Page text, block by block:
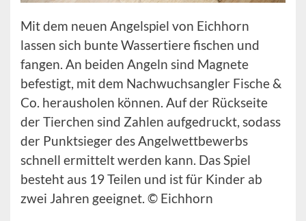
Mit dem neuen Angelspiel von Eichhorn
lassen sich bunte Wassertiere fischen und
fangen. An beiden Angeln sind Magnete
befestigt, mit dem Nachwuchsangler Fische &
Co. herausholen können. Auf der Rückseite
der Tierchen sind Zahlen aufgedruckt, sodass
der Punktsieger des Angelwettbewerbs
schnell ermittelt werden kann. Das Spiel
besteht aus 19 Teilen und ist für Kinder ab
zwei Jahren geeignet. © Eichhorn